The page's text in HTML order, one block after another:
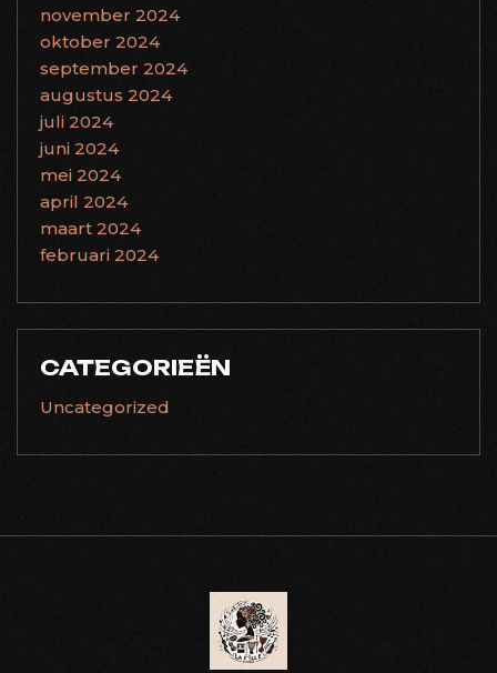
november 2024
oktober 2024
september 2024
augustus 2024
juli 2024
juni 2024
mei 2024
april 2024
maart 2024
februari 2024
CATEGORIEËN
Uncategorized